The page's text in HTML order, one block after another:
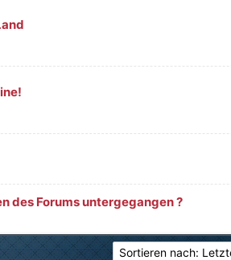
des Forums untergegangen ?